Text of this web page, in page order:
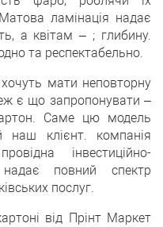
ламінація надає
а квітам – ; глибину.
та респектабельно.
мати неповторну
є що запропонувати –
Саме цю модель
наш клієнт. компанія
інвестиційно-
повний спектр
послуг.
від Прінт Маркет